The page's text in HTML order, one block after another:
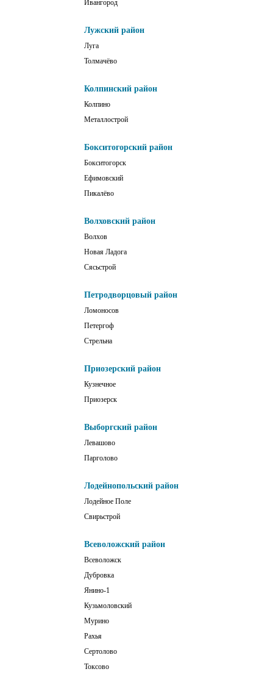
Ивангород
Лужский район
Луга
Толмачёво
Колпинский район
Колпино
Металлострой
Бокситогорский район
Бокситогорск
Ефимовский
Пикалёво
Волховский район
Волхов
Новая Ладога
Сясьстрой
Петродворцовый район
Ломоносов
Петергоф
Стрельна
Приозерский район
Кузнечное
Приозерск
Выборгский район
Левашово
Парголово
Лодейнопольский район
Лодейное Поле
Свирьстрой
Всеволожский район
Всеволожск
Дубровка
Янино-1
Кузьмоловский
Мурино
Рахья
Сертолово
Токсово